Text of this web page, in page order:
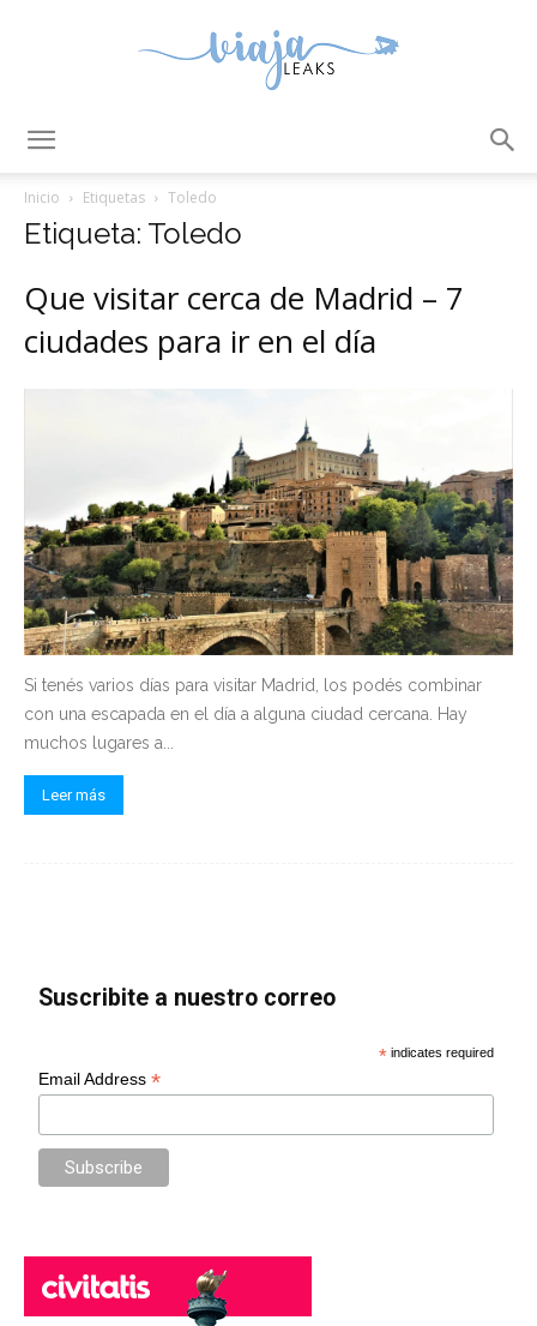
Inicio Etiquetas Toledo
Etiqueta: Toledo
Que visitar cerca de Madrid – 7
ciudades para ir en el día
Si tenés varios días para visitar Madrid, los podés combinar
con una escapada en el día a alguna ciudad cercana. Hay
muchos lugares a...
Leer más
Suscribite a nuestro correo
* indicates required
Email Address*